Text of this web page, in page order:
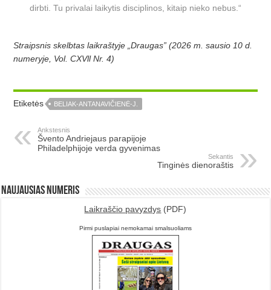
dirbti. Tu privalai laikytis disciplinos, kitaip nieko nebus.“
Straipsnis skelbtas laikraštyje „Draugas” (2026 m. sausio 10 d.
numeryje, Vol. CXVll Nr. 4)
Etiketės BELIAK-ANTANAVIČIENĖ-J.
Ankstesnis
Švento Andriejaus parapijoje
Philadelphijoje verda gyvenimas
Sekantis
Tinginės dienoraštis
Naujausias numeris
Laikraščio pavyzdys (PDF)
Pirmi puslapiai nemokamai smalsuoliams